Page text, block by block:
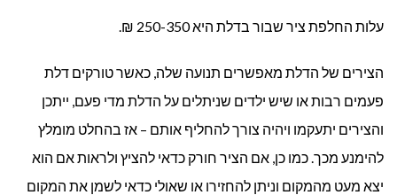
עלות החלפת ציר שבור בדלת היא 250-350 ₪.
הצירים של הדלת מאפשרים תנועה שלה, כאשר טורקים דלת
פעמים רבות או שיש ילדים שניתלים על הדלת מדי פעם, ייתכן
והצירים יתעקמו ויהיה צורך להחליף אותם – אז בהחלט מומלץ
להימנע מכך. כמו כן, אם הציר חורק כדאי להציץ ולראות אם הוא
יצא מעט מהמקום וניתן להחזירו או שאולי כדאי לשמן את המקום